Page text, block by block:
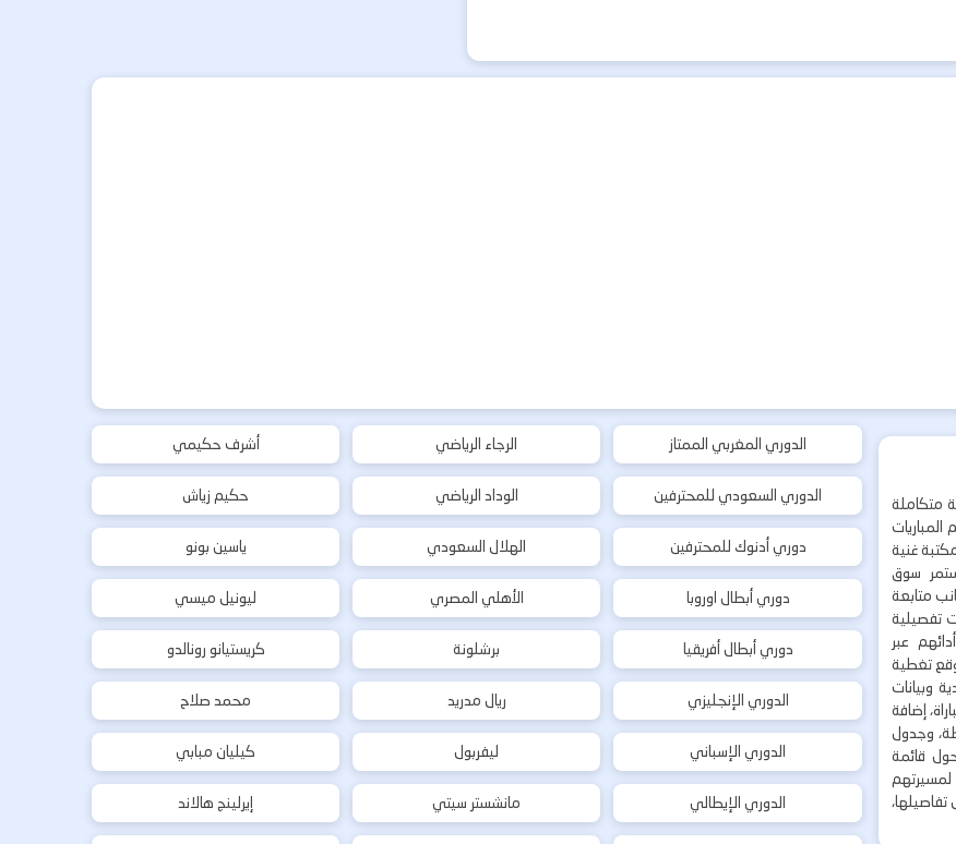
متكاملة
غنية
سوق
متابعة
تفصيلية
عبر
تغطية
وبيانات
إضافة
وجدول
قائمة
لمسيرتهم
الدوري المغربي الممتاز
الدوري السعودي للمحترفين
دوري أدنوك للمحترفين
دوري أبطال اوروبا
دوري أبطال أفريقيا
الدوري الإنجليزي
الدوري الإسباني
الدوري الإيطالي
الرجاء الرياضي
الوداد الرياضي
الهلال السعودي
الأهلي المصري
برشلونة
ريال مدريد
ليفربول
مانشستر سيتي
أشرف حكيمي
حكيم زياش
ياسين بونو
ليونيل ميسي
كريستيانو رونالدو
محمد صلاح
كيليان مبابي
إيرلينج هالاند